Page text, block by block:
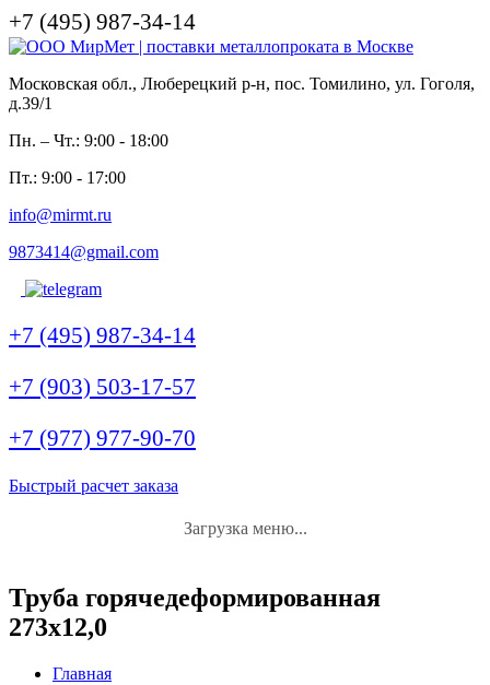
+7 (495) 987-34-14
Московская обл., Люберецкий р-н, пос. Томилино, ул. Гоголя,
д.39/1
Пн. – Чт.: 9:00 - 18:00
Пт.: 9:00 - 17:00
info@mirmt.ru
9873414@gmail.com
+7 (495) 987-34-14
+7 (903) 503-17-57
+7 (977) 977-90-70
Быстрый расчет заказа
Загрузка меню...
Труба горячедеформированная
273х12,0
Главная